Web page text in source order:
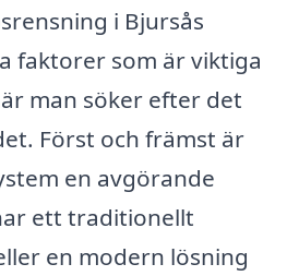
i Bjursås
faktorer som är viktiga
man söker efter det
Först och främst är
en avgörande
ett traditionellt
en modern lösning